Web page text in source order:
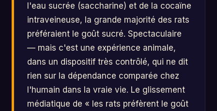
l'eau sucrée (saccharine) et de la cocaïne
intraveineuse, la grande majorité des rats
préféraient le goût sucré. Spectaculaire
— mais c'est une expérience animale,
dans un dispositif très contrôlé, qui ne dit
rien sur la dépendance comparée chez
l'humain dans la vraie vie. Le glissement
médiatique de « les rats préfèrent le goût